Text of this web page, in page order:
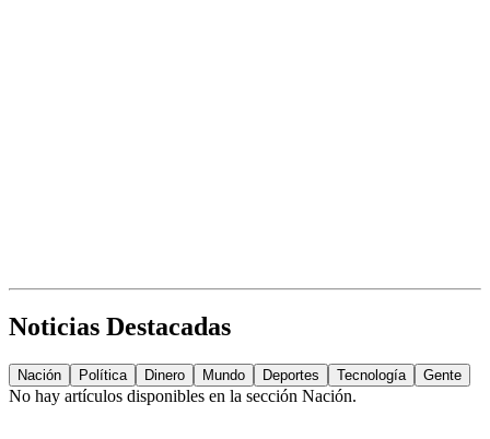
Noticias Destacadas
Nación Política Dinero Mundo Deportes Tecnología Gente
No hay artículos disponibles en la sección Nación.